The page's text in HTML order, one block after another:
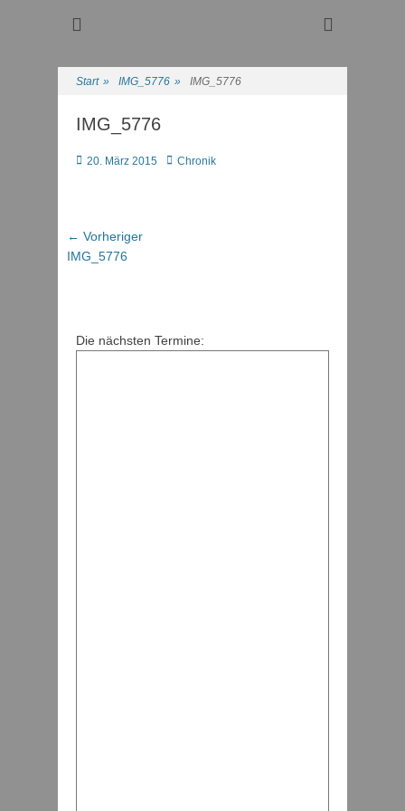
Wassersport-Verein
Regattasport und Wasserwandern - Freizeit mit der ganzen
Start » IMG_5776 » IMG_5776
IMG_5776
Posted
20. März 2015 AutorChronik
Beitragsnavigation
← VorherigerVorheriger
IMG_5776
Die nächsten Termine: